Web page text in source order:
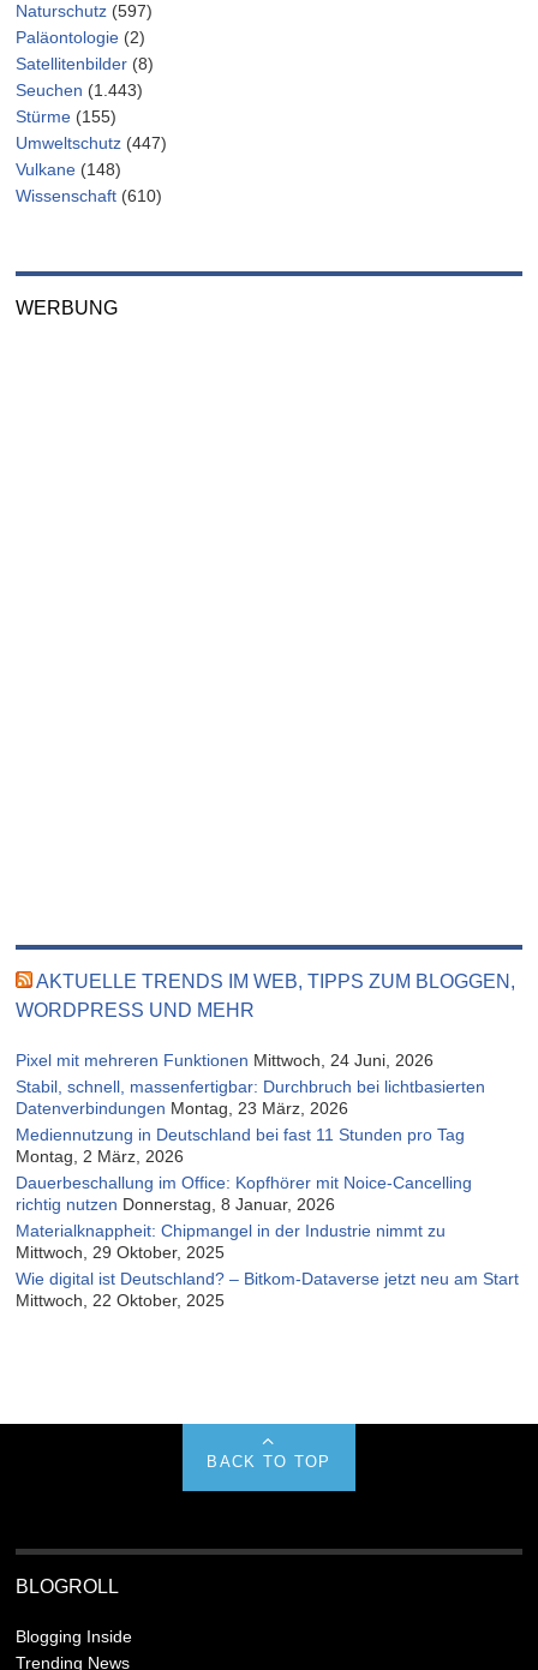
Naturschutz (597)
Paläontologie (2)
Satellitenbilder (8)
Seuchen (1.443)
Stürme (155)
Umweltschutz (447)
Vulkane (148)
Wissenschaft (610)
WERBUNG
AKTUELLE TRENDS IM WEB, TIPPS ZUM BLOGGEN,
WORDPRESS UND MEHR
Pixel mit mehreren Funktionen Mittwoch, 24 Juni, 2026
Stabil, schnell, massenfertigbar: Durchbruch bei lichtbasierten
Datenverbindungen Montag, 23 März, 2026
Mediennutzung in Deutschland bei fast 11 Stunden pro Tag
Montag, 2 März, 2026
Dauerbeschallung im Office: Kopfhörer mit Noice-Cancelling
richtig nutzen Donnerstag, 8 Januar, 2026
Materialknappheit: Chipmangel in der Industrie nimmt zu
Mittwoch, 29 Oktober, 2025
Wie digital ist Deutschland? – Bitkom-Dataverse jetzt neu am Start
Mittwoch, 22 Oktober, 2025
BACK TO TOP
BLOGROLL
Blogging Inside
Trending News